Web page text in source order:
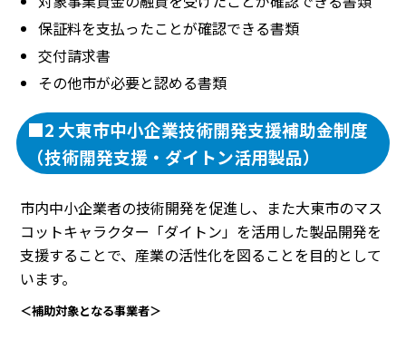
保証料を支払ったことが確認できる書類
交付請求書
その他市が必要と認める書類
■2 大東市中小企業技術開発支援補助金制度
（技術開発支援・ダイトン活用製品）
市内中小企業者の技術開発を促進し、また大東市のマス
コットキャラクター「ダイトン」を活用した製品開発を
支援することで、産業の活性化を図ることを目的として
います。
＜補助対象となる事業者＞